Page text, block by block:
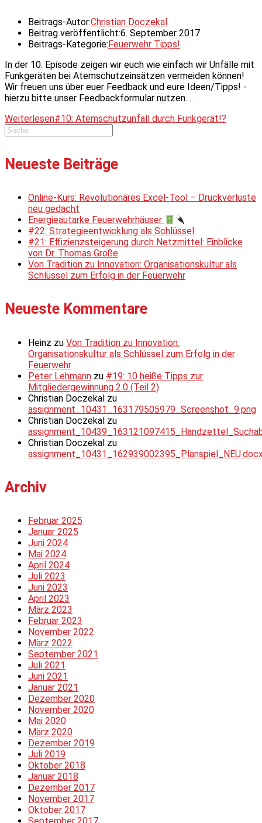
Beitrags-Autor:Christian Doczekal
Beitrag veröffentlicht:6. September 2017
Beitrags-Kategorie:Feuerwehr Tipps!
In der 10. Episode zeigen wir euch wie einfach wir Unfälle mit
Funkgeräten bei Atemschutzeinsätzen vermeiden können!
Wir freuen uns über euer Feedback und eure Ideen/Tipps! -
hierzu bitte unser Feedbackformular nutzen.…
Weiterlesen#10: Atemschutzunfall durch Funkgerät!?
Neueste Beiträge
Online-Kurs: Revolutionäres Excel-Tool – Druckverluste
neu gedacht
Energieautarke Feuerwehrhäuser
#22: Strategieentwicklung als Schlüssel
#21: Effizienzsteigerung durch Netzmittel: Einblicke
von Dr. Thomas Große
Von Tradition zu Innovation: Organisationskultur als
Schlüssel zum Erfolg in der Feuerwehr
Neueste Kommentare
Heinz zu Von Tradition zu Innovation:
Organisationskultur als Schlüssel zum Erfolg in der
Feuerwehr
Peter Lehmann zu #19: 10 heiße Tipps zur
Mitgliedergewinnung 2.0 (Teil 2)
Christian Doczekal zu
assignment_10431_163179505979_Screenshot_9.png
Christian Doczekal zu
Christian Doczekal zu
Archiv
Februar 2025
Januar 2025
Juni 2024
Mai 2024
April 2024
Juli 2023
Juni 2023
April 2023
März 2023
Februar 2023
November 2022
März 2022
September 2021
Juli 2021
Juni 2021
Januar 2021
Dezember 2020
November 2020
Mai 2020
März 2020
Dezember 2019
Juli 2019
Oktober 2018
Januar 2018
Dezember 2017
November 2017
Oktober 2017